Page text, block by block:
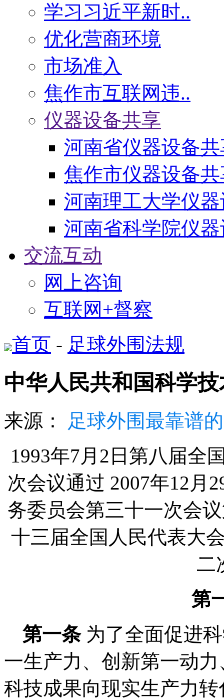
学习习近平新时..
优化营商环境
市场准入
焦作市互联网违..
仪器设备共享
河南省仪器设备
焦作市仪器设备
河南理工大学仪
河南省科学院仪
交流互动
网上咨询
互联网+督察
首页 - 足球外围法规
中华人民共和国科学
来源： 足球外围最靠谱
1993年7月 2 日第八届全
次会议通过 2007年12 月
务委员会第三十一次会
十三届全国人民代表大
二
第
第一条 为了全面促进
一生产力、创新第一动
科技成果向现实生产力